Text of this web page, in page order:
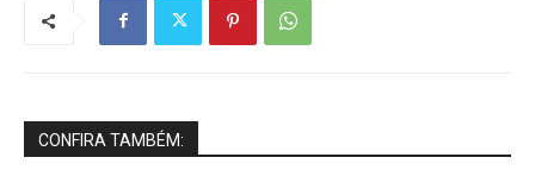
CONFIRA TAMBÉM: